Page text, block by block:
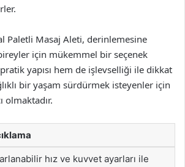
Paletli Masaj Aleti, derinlemesine
için mükemmel bir seçenek
yapısı hem de işlevselliği ile dikkat
bir yaşam sürdürmek isteyenler için
olmaktadır.
hız ve kuvvet ayarları ile